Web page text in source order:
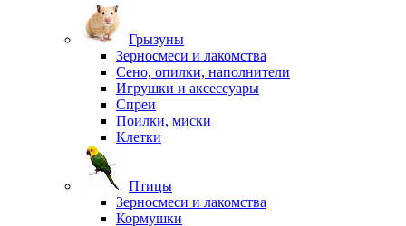
Грызуны
Зерносмеси и лакомства
Сено, опилки, наполнители
Игрушки и аксессуары
Спреи
Поилки, миски
Клетки
Птицы
Зерносмеси и лакомства
Кормушки